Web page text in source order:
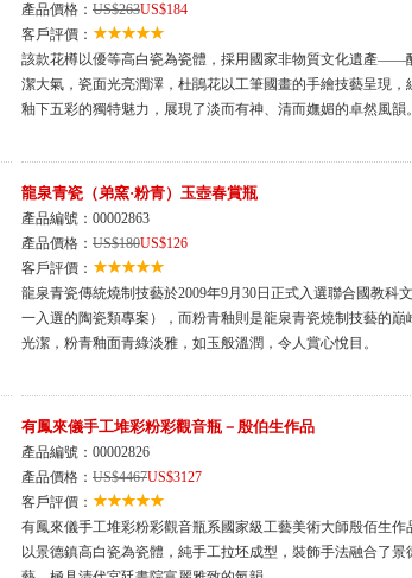
產品價格： US$263US$184
客戶評價：
該款花樽以優等高白瓷為瓷體，採用國家非物質文化遺產——
潔大氣，瓷面光亮潤澤，杜鵑花以工筆國畫的手繪技藝呈現
釉下五彩的獨特魅力，展現了淡而有神、清而嫵媚的卓然風韻。
龍泉青瓷（弟窯·粉青）玉壺春賞瓶
產品編號：00002863
產品價格： US$180US$126
客戶評價：
龍泉青瓷傳統燒制技藝於2009年9月30日正式入選聯合國教科
一入選的陶瓷類專案），而粉青釉則是龍泉青瓷燒制技藝的
光潔，粉青釉面青綠淡雅，如玉般溫潤，令人賞心悅目。
有鳳來儀手工堆彩粉彩觀音瓶－殷伯生作品
產品編號：00002826
產品價格： US$4467US$3127
客戶評價：
有鳳來儀手工堆彩粉彩觀音瓶系國家級工藝美術大師殷佰生
以景德鎮高白瓷為瓷體，純手工拉坯成型，裝飾手法融合了